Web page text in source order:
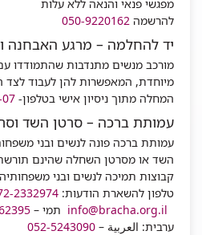
מפגשי פנאי והנאה ללא עלות
להרשמה 050-9220162
יד להחלמה – מרגע האבחנה
מורכב מנשים מתנדבות שהתמודדו
מיוחדת, המאפשרות להן לעבוד
המחלה מתוך ניסיון אישי בטלפון-
עמותת ברכה – סרטן השד
עמותת ברכה פונה לנשים ובני
השד או מסרטן השחלה שהינם
קבוצות תמיכה לנשים ובני
טלפון להשארת הודעות: 2332974
info@bracha.org.il תמי –
ערבית: العربية – 5243090-052